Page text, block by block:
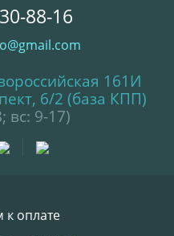
88-16
161И
6/2 (база КПП)
вс: 9-17)
оплате